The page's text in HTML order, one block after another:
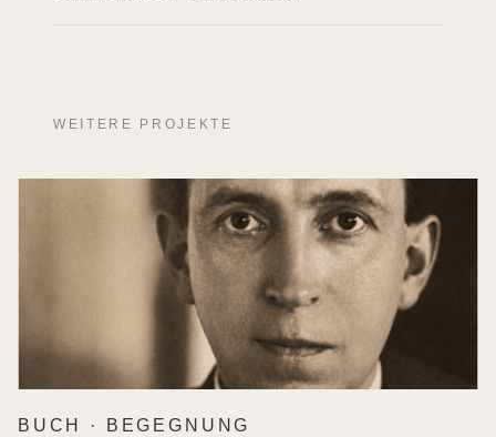
WEITERE PROJEKTE
BUCH · BEGEGNUNG